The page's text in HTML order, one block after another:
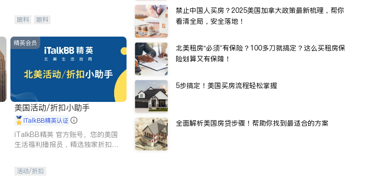
眼科 眼科
精英会员
美国活动/折扣小助手
iTalkBB精英认证
iTalkBB精英 官方账号。您的美国
生活福利播报员，精选独家折扣、
活动/折扣
禁止中国人买房？2025美国加拿大政策最新梳理，帮你
看清全局，安全落地！
北美租房“必须”有保险？100多刀就搞定？这么买租房保
险划算又有保障！
5步搞定！美国买房流程轻松掌握
全面解析美国房贷步骤！帮助你找到最适合的方案